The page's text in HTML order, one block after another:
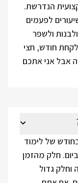
הנדרשת.
לפעמים
ולשפר
לקחת חודש, חצי
אבל אני אתכם
של לימוד
חלק מהזמן
וחלק גדול